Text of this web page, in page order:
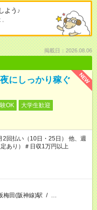
よう♪
掲載日：2026.08.06
NEW
にしっかり稼ぐ
OK
大学生歓迎
2回払い（10日・25日） 他、週
あり）＃日収1万円以上
梅田(阪神線)駅 / …